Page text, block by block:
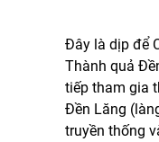
Đây là dịp để
Thành quả
tiếp tham gia
Đền Lăng
truyền thống